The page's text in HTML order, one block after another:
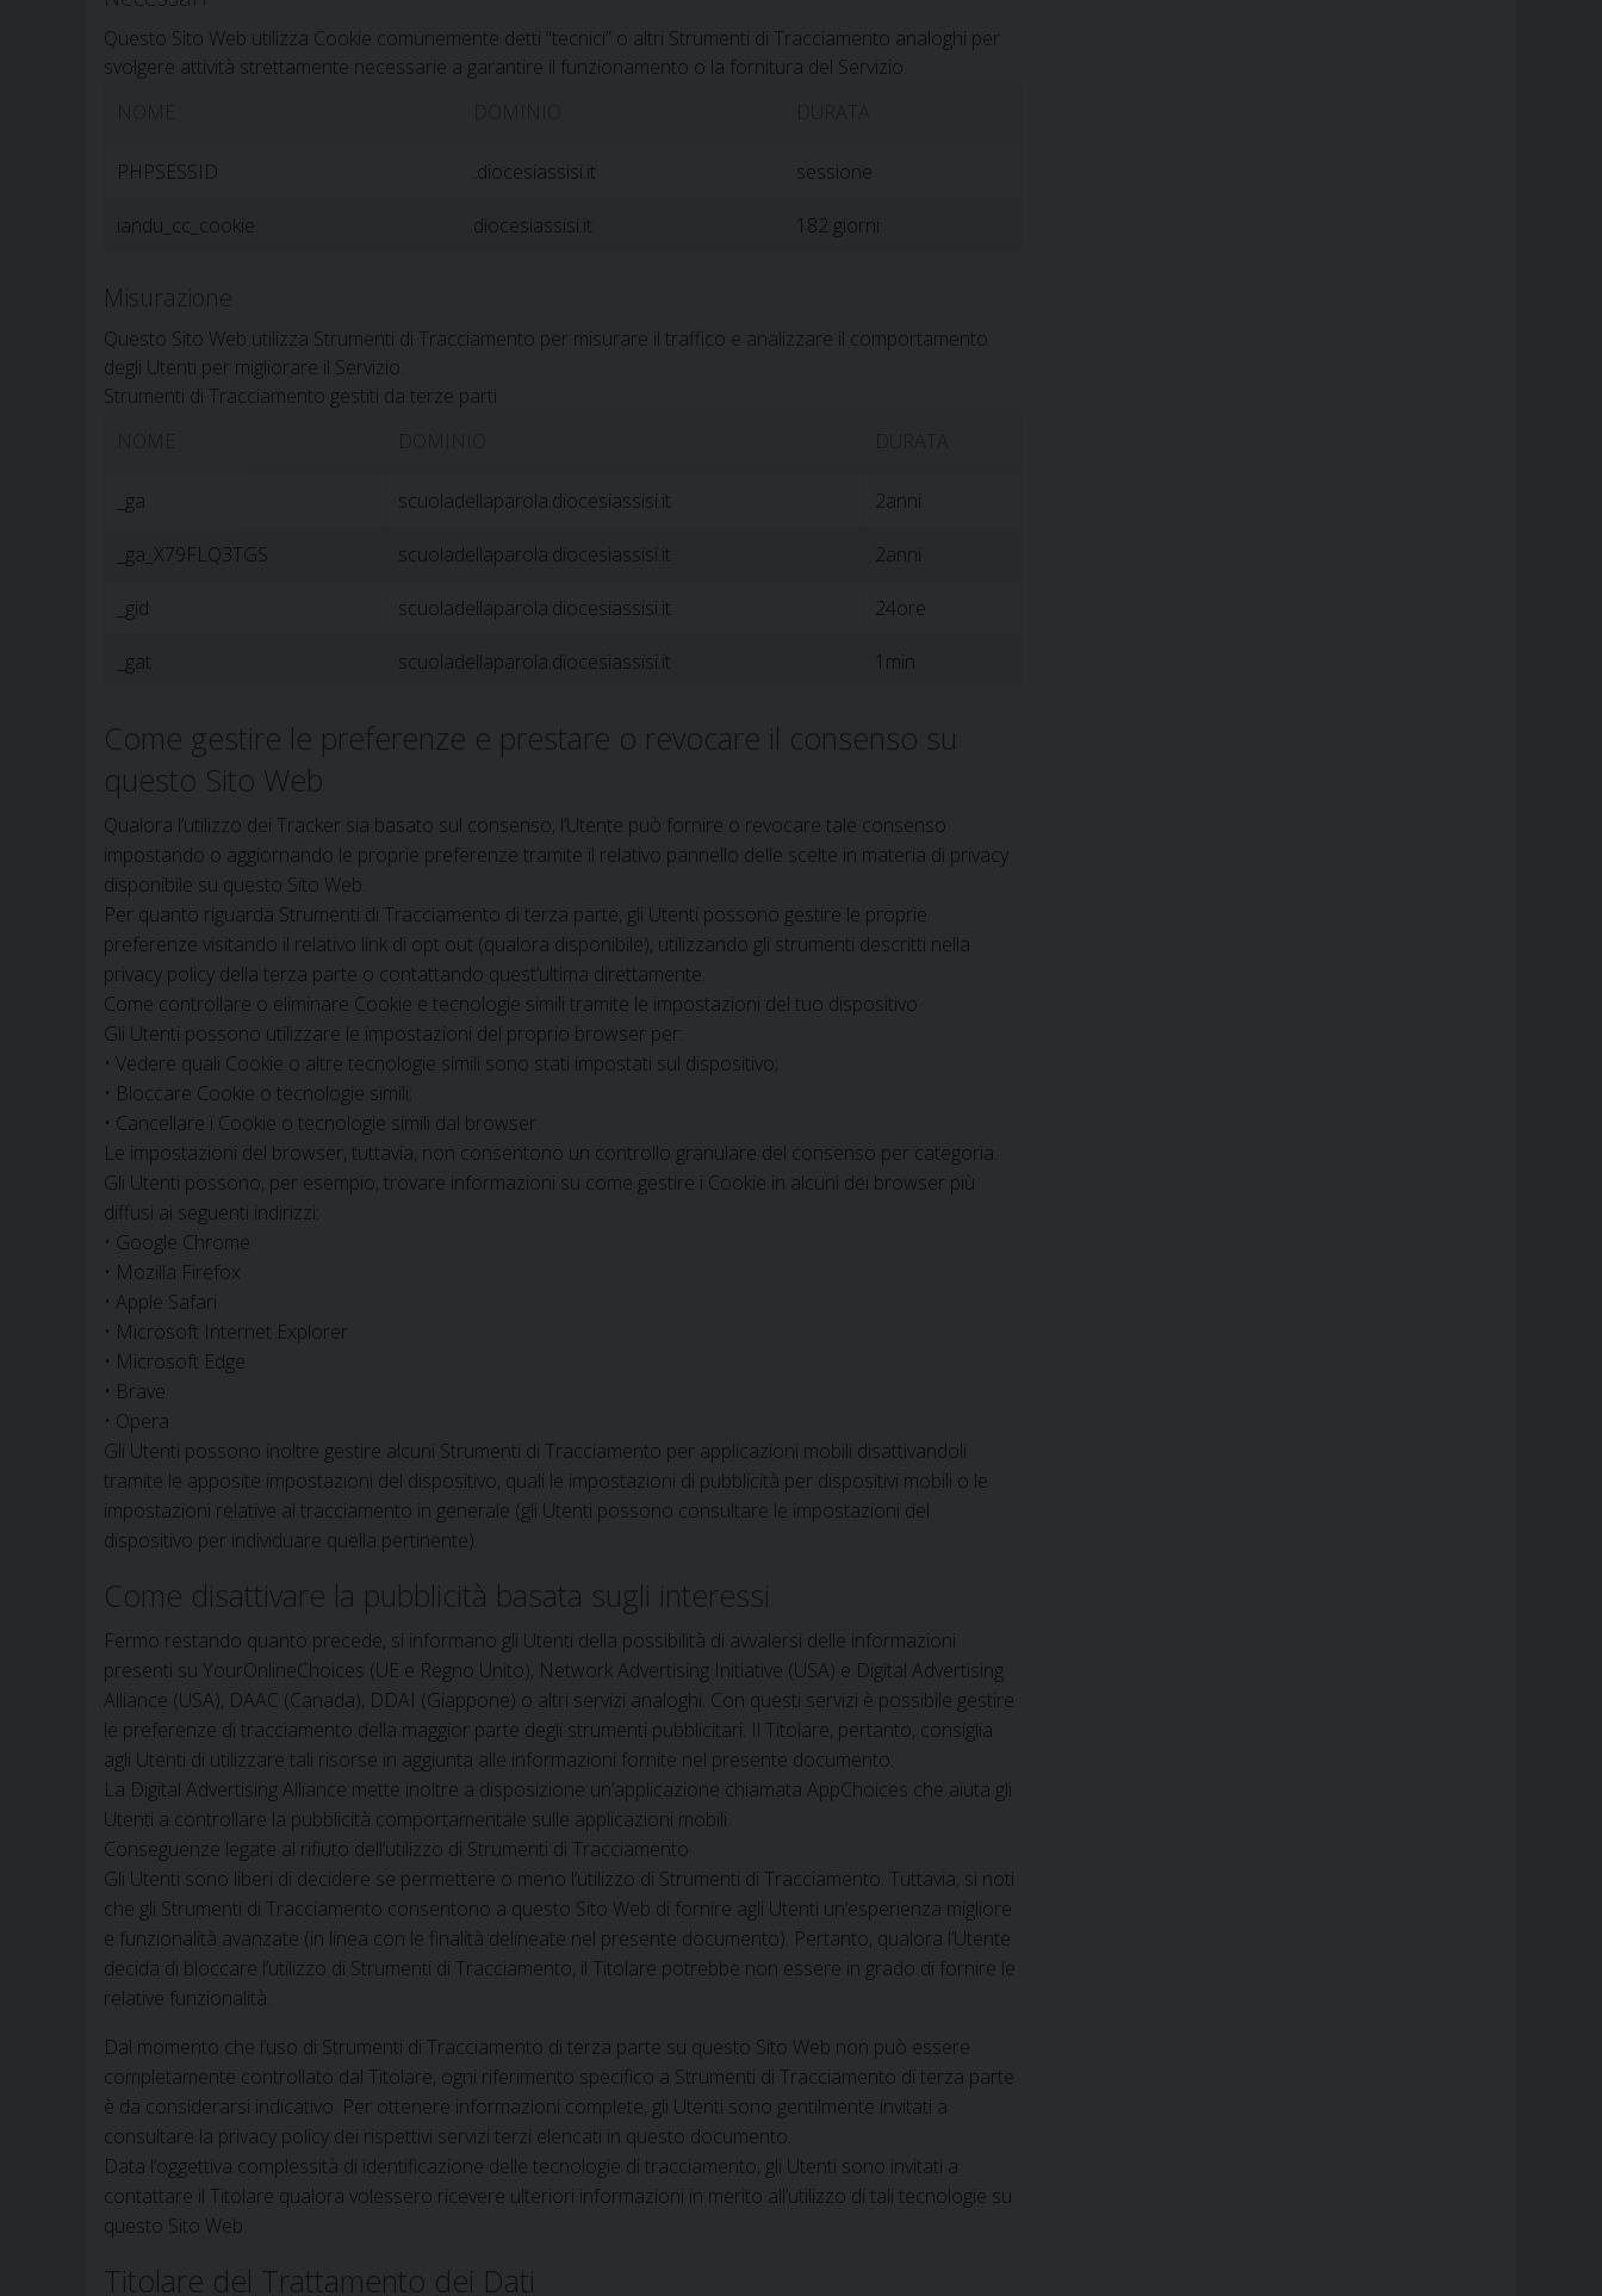
Questo Sito Web utilizza Cookie comunemente detti “tecnici” o altri Strumenti di Tracciamento analoghi per
svolgere attività strettamente necessarie a garantire il funzionamento o la fornitura del Servizio.
PHPSESSID .diocesiassisi.it sessione
iandu_cc_cookie diocesiassisi.it 182 giorni
Misurazione
Questo Sito Web utilizza Strumenti di Tracciamento per misurare il traffico e analizzare il comportamento
degli Utenti per migliorare il Servizio.
Strumenti di Tracciamento gestiti da terze parti
_ga scuoladellaparola.diocesiassisi.it 2anni
_ga_X79FLQ3TGS scuoladellaparola.diocesiassisi.it 2anni
_gid scuoladellaparola.diocesiassisi.it 24ore
_gat scuoladellaparola.diocesiassisi.it 1min
Come gestire le preferenze e prestare o revocare il consenso su
questo Sito Web
Qualora l’utilizzo dei Tracker sia basato sul consenso, l’Utente può fornire o revocare tale consenso
impostando o aggiornando le proprie preferenze tramite il relativo pannello delle scelte in materia di privacy
disponibile su questo Sito Web.
Per quanto riguarda Strumenti di Tracciamento di terza parte, gli Utenti possono gestire le proprie
preferenze visitando il relativo link di opt out (qualora disponibile), utilizzando gli strumenti descritti nella
privacy policy della terza parte o contattando quest’ultima direttamente.
Come controllare o eliminare Cookie e tecnologie simili tramite le impostazioni del tuo dispositivo
Gli Utenti possono utilizzare le impostazioni del proprio browser per:
• Vedere quali Cookie o altre tecnologie simili sono stati impostati sul dispositivo;
• Bloccare Cookie o tecnologie simili;
• Cancellare i Cookie o tecnologie simili dal browser.
Le impostazioni del browser, tuttavia, non consentono un controllo granulare del consenso per categoria.
Gli Utenti possono, per esempio, trovare informazioni su come gestire i Cookie in alcuni dei browser più
diffusi ai seguenti indirizzi:
• Google Chrome
• Mozilla Firefox
• Apple Safari
• Microsoft Internet Explorer
• Microsoft Edge
• Brave
• Opera
Gli Utenti possono inoltre gestire alcuni Strumenti di Tracciamento per applicazioni mobili disattivandoli
tramite le apposite impostazioni del dispositivo, quali le impostazioni di pubblicità per dispositivi mobili o le
impostazioni relative al tracciamento in generale (gli Utenti possono consultare le impostazioni del
dispositivo per individuare quella pertinente).
Come disattivare la pubblicità basata sugli interessi
Fermo restando quanto precede, si informano gli Utenti della possibilità di avvalersi delle informazioni
presenti su YourOnlineChoices (UE e Regno Unito), Network Advertising Initiative (USA) e Digital Advertising
Alliance (USA), DAAC (Canada), DDAI (Giappone) o altri servizi analoghi. Con questi servizi è possibile gestire
le preferenze di tracciamento della maggior parte degli strumenti pubblicitari. Il Titolare, pertanto, consiglia
agli Utenti di utilizzare tali risorse in aggiunta alle informazioni fornite nel presente documento.
La Digital Advertising Alliance mette inoltre a disposizione un’applicazione chiamata AppChoices che aiuta gli
Utenti a controllare la pubblicità comportamentale sulle applicazioni mobili.
Conseguenze legate al rifiuto dell’utilizzo di Strumenti di Tracciamento
Gli Utenti sono liberi di decidere se permettere o meno l’utilizzo di Strumenti di Tracciamento. Tuttavia, si noti
che gli Strumenti di Tracciamento consentono a questo Sito Web di fornire agli Utenti un’esperienza migliore
e funzionalità avanzate (in linea con le finalità delineate nel presente documento). Pertanto, qualora l’Utente
decida di bloccare l’utilizzo di Strumenti di Tracciamento, il Titolare potrebbe non essere in grado di fornire le
relative funzionalità.
Dal momento che l’uso di Strumenti di Tracciamento di terza parte su questo Sito Web non può essere
completamente controllato dal Titolare, ogni riferimento specifico a Strumenti di Tracciamento di terza parte
è da considerarsi indicativo. Per ottenere informazioni complete, gli Utenti sono gentilmente invitati a
consultare la privacy policy dei rispettivi servizi terzi elencati in questo documento.
Data l’oggettiva complessità di identificazione delle tecnologie di tracciamento, gli Utenti sono invitati a
contattare il Titolare qualora volessero ricevere ulteriori informazioni in merito all’utilizzo di tali tecnologie su
questo Sito Web.
Titolare del Trattamento dei Dati